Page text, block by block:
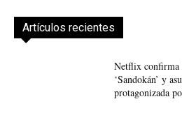
Artículos recientes
Netflix confirma
‘Sandokán’ y
protagonizada